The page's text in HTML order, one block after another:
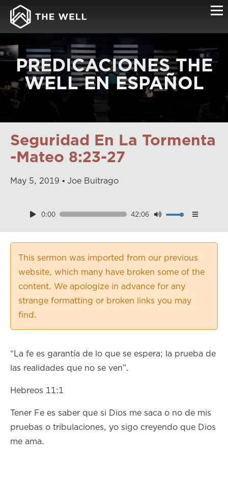
PREDICACIONES THE
WELL EN ESPAÑOL
Seguridad En La Tormenta
-Mateo 8:23-27
May 5, 2019 Joe Buitrago
0:00 42:06Download
0.75×
1.00×
1.25×
1.75×
This sermon was imported from our previous
website, which many have broken some of the
content. We apologize in advance for any
strange formatting or broken links you may
find.
“La fe es garantía de lo que se espera; la prueba de
las realidades que no se ven”.
Hebreos 11:1
Tener Fe es saber que si Dios me saca o no de mis
pruebas o tribulaciones, yo sigo creyendo que Dios
me ama.